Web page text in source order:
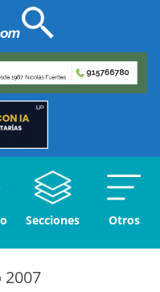
Secciones Otros
2007